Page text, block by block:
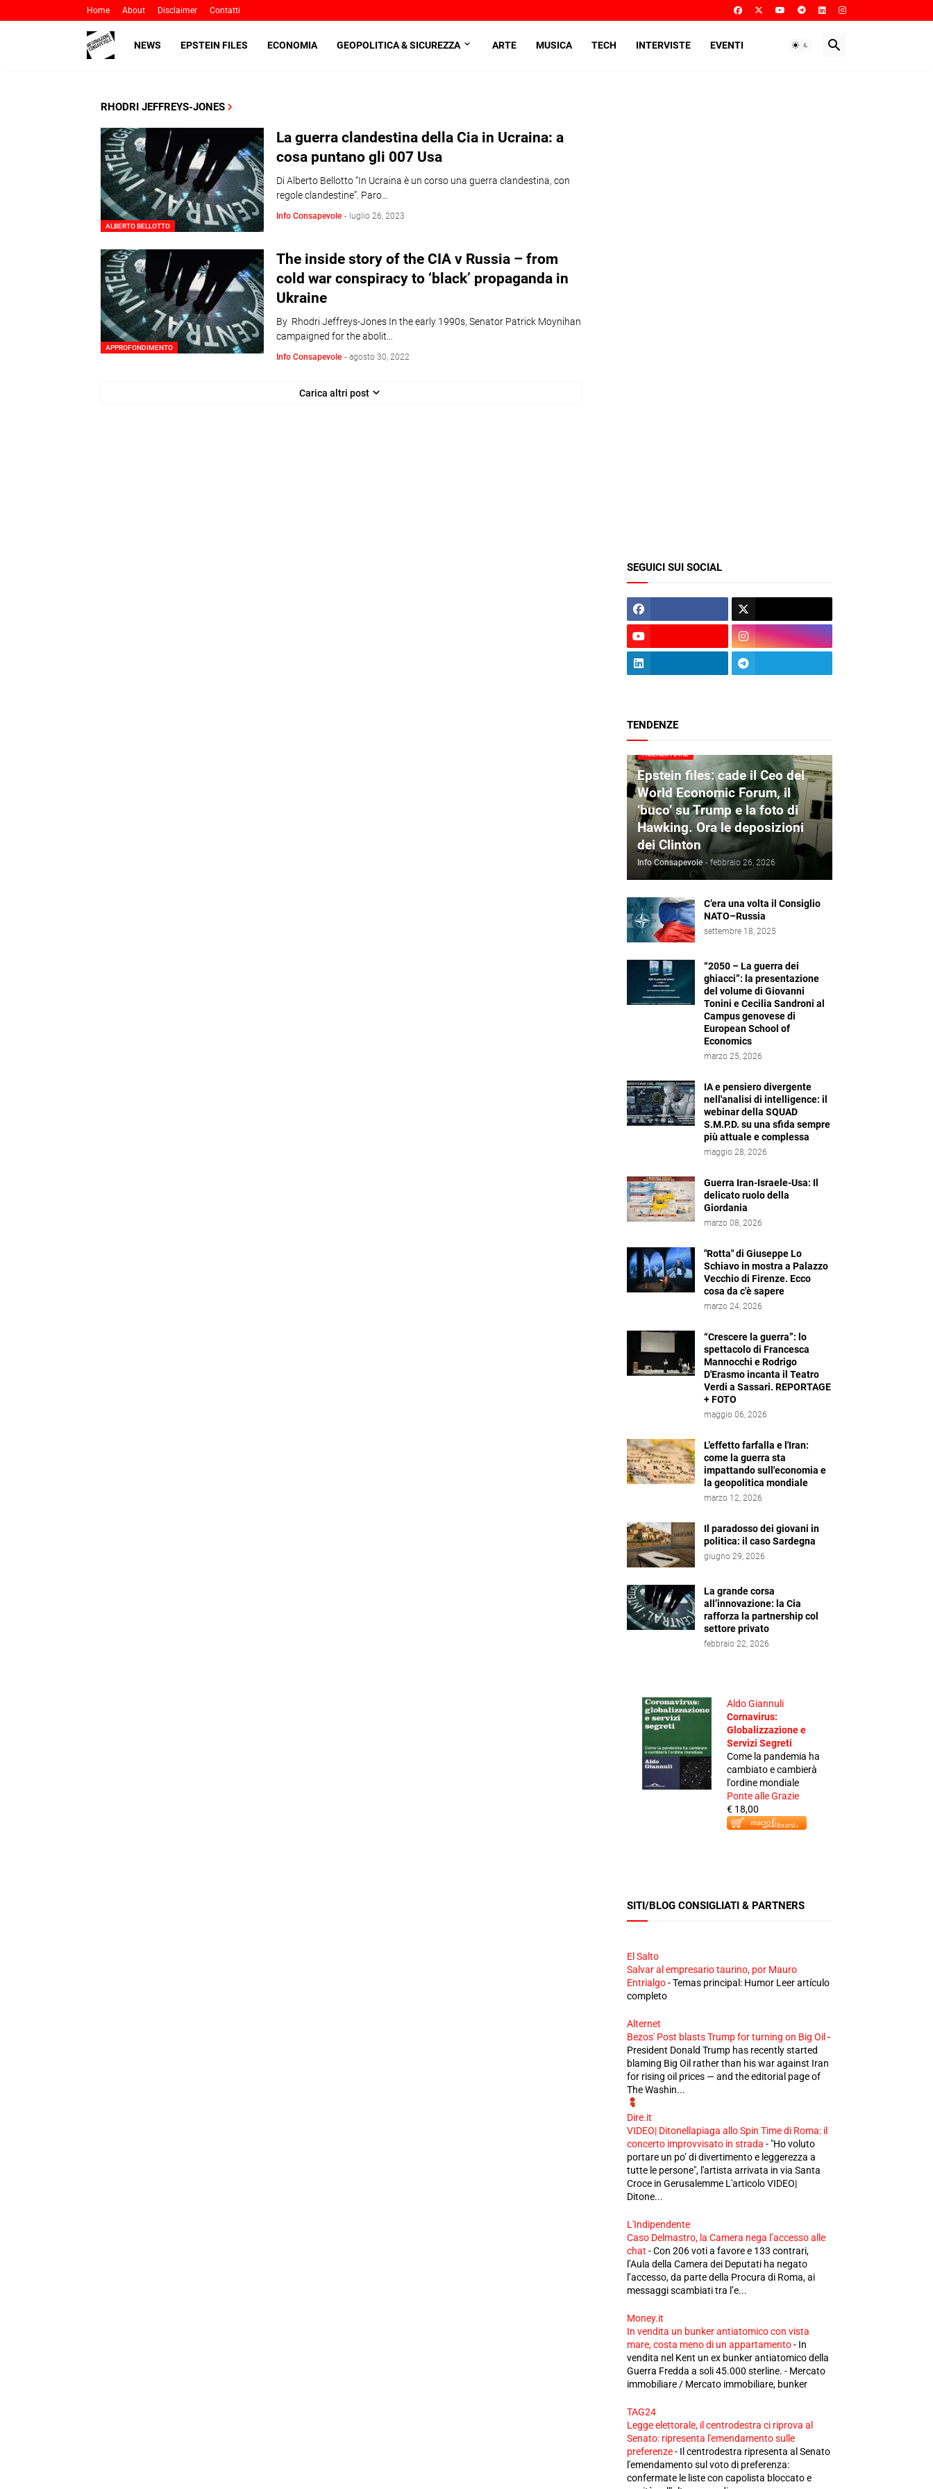
Home About Disclaimer Contatti
NEWS EPSTEIN FILES ECONOMIA GEOPOLITICA & SICUREZZA ARTE MUSICA TECH INTERVISTE EVENTI
RHODRI JEFFREYS-JONES
ALBERTO BELLOTTO
La guerra clandestina della Cia in Ucraina: a
cosa puntano gli 007 Usa
Di Alberto Bellotto “In Ucraina è un corso una guerra clandestina, con
regole clandestine”. Paro…
Info Consapevole - luglio 26, 2023
APPROFONDIMENTO
The inside story of the CIA v Russia – from
cold war conspiracy to ‘black’ propaganda in
Ukraine
By Rhodri Jeffreys-Jones In the early 1990s, Senator Patrick Moynihan
campaigned for the abolit…
Info Consapevole - agosto 30, 2022
Carica altri post
SEGUICI SUI SOCIAL
TENDENZE
AGENZIA DIRE
Epstein files: cade il Ceo del
World Economic Forum, il
‘buco’ su Trump e la foto di
Hawking. Ora le deposizioni
dei Clinton
Info Consapevole - febbraio 26, 2026
C’era una volta il Consiglio
NATO–Russia
settembre 18, 2025
“2050 – La guerra dei
ghiacci”: la presentazione
del volume di Giovanni
Tonini e Cecilia Sandroni al
Campus genovese di
European School of
Economics
marzo 25, 2026
IA e pensiero divergente
nell'analisi di intelligence: il
webinar della SQUAD
S.M.P.D. su una sfida sempre
più attuale e complessa
maggio 28, 2026
Guerra Iran-Israele-Usa: Il
delicato ruolo della
Giordania
marzo 08, 2026
"Rotta" di Giuseppe Lo
Schiavo in mostra a Palazzo
Vecchio di Firenze. Ecco
cosa da c'è sapere
marzo 24, 2026
“Crescere la guerra”: lo
spettacolo di Francesca
Mannocchi e Rodrigo
D'Erasmo incanta il Teatro
Verdi a Sassari. REPORTAGE
+ FOTO
maggio 06, 2026
L’effetto farfalla e l'Iran:
come la guerra sta
impattando sull'economia e
la geopolitica mondiale
marzo 12, 2026
Il paradosso dei giovani in
politica: il caso Sardegna
giugno 29, 2026
La grande corsa
all’innovazione: la Cia
rafforza la partnership col
settore privato
febbraio 22, 2026
Aldo Giannuli
Cornavirus:
Globalizzazione e
Servizi Segreti
Come la pandemia ha
cambiato e cambierà
l'ordine mondiale
Ponte alle Grazie
€ 18,00
SITI/BLOG CONSIGLIATI & PARTNERS
El Salto
Salvar al empresario taurino, por Mauro
Entrialgo-Temas principal: Humor Leer artículo
completo
Alternet
Bezos' Post blasts Trump for turning on Big Oil -
President Donald Trump has recently started
blaming Big Oil rather than his war against Iran
for rising oil prices — and the editorial page of
The Washin...
Dire.it
VIDEO| Ditonellapiaga allo Spin Time di Roma: il
concerto improvvisato in strada - "Ho voluto
portare un po’ di divertimento e leggerezza a
tutte le persone", l'artista arrivata in via Santa
Croce in Gerusalemme L'articolo VIDEO|
Ditone...
L'Indipendente
Caso Delmastro, la Camera nega l’accesso alle
chat -Con 206 voti a favore e 133 contrari,
l’Aula della Camera dei Deputati ha negato
l’accesso, da parte della Procura di Roma, ai
messaggi scambiati tra l’e...
Money.it
In vendita un bunker antiatomico con vista
mare, costa meno di un appartamento- In
vendita nel Kent un ex bunker antiatomico della
Guerra Fredda a soli 45.000 sterline. - Mercato
immobiliare / Mercato immobiliare, bunker
TAG24
Legge elettorale, il centrodestra ci riprova al
Senato: ripresenta l'emendamento sulle
preferenze- Il centrodestra ripresenta al Senato
l'emendamento sul voto di preferenza:
confermate le liste con capolista bloccato e